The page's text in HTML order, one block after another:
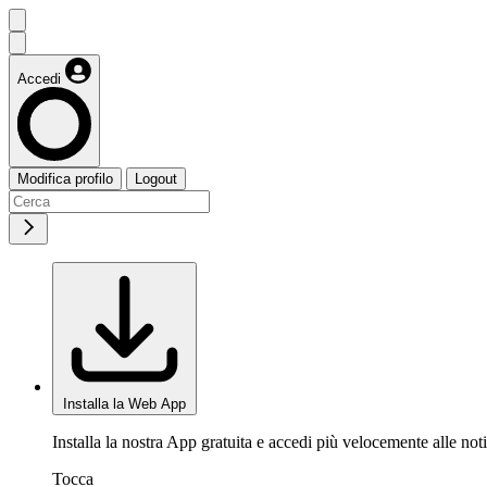
Accedi
Modifica profilo Logout
Installa la Web App
Installa la nostra App gratuita e accedi più velocemente alle
Tocca